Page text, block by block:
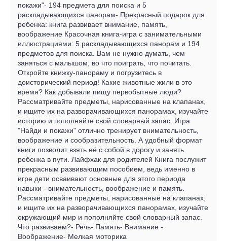
покажи"- 194 предмета для поиска и 5
раскладывающихся панорам- Прекрасный подарок для
ребенка: книга развивает внимание, память,
воображение Красочная книга-игра с занимательными
иллюстрациями: 5 раскладывающихся панорам и 194
предметов для поиска. Вам не нужно думать, чем
заняться с малышом, во что поиграть, что почитать.
Откройте книжку-панораму и погрузитесь в
доисторический период! Какие животные жили в это
время? Как добывали пищу первобытные люди?
Рассматривайте предметы, нарисованные на клапанах,
и ищите их на разворачивающихся панорамах, изучайте
историю и пополняйте свой словарный запас. Игра
"Найди и покажи" отлично тренирует внимательность,
воображение и сообразительность. А удобный формат
книги позволит взять её с собой в дорогу и занять
ребенка в пути. Лайфхак для родителей Книга послужит
прекрасным развивающим пособием, ведь именно в
игре дети осваивают основные для этого периода
навыки - внимательность, воображение и память.
Рассматривайте предметы, нарисованные на клапанах,
и ищите их на разворачивающихся панорамах, изучайте
окружающий мир и пополняйте свой словарный запас.
Что развиваем?- Речь- Память- Внимание -
Воображение- Мелкая моторика